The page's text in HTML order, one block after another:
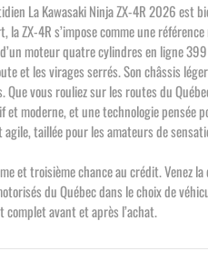
La Kawasaki Ninja ZX-4R 2026
ZX-4R s’impose comme une
moteur quatre cylindres en ligne
et les virages serrés. Son châssis
vous rouliez sur les routes du
moderne, et une technologie pensée
taillée pour les amateurs de
et troisième chance au crédit. Venez
du Québec dans le choix de
complet avant et après l’achat.